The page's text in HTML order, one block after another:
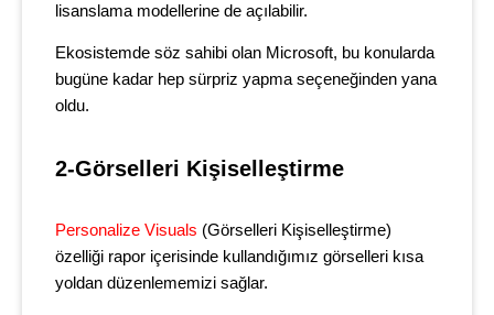
lisanslama modellerine de açılabilir.
Ekosistemde söz sahibi olan Microsoft, bu konularda
bugüne kadar hep sürpriz yapma seçeneğinden yana
oldu.
2-Görselleri Kişiselleştirme
Personalize Visuals (Görselleri Kişiselleştirme)
özelliği rapor içerisinde kullandığımız görselleri kısa
yoldan düzenlememizi sağlar.